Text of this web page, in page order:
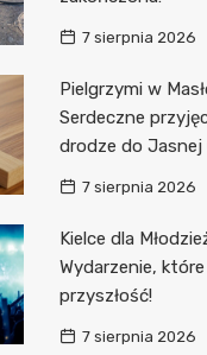
7 sierpnia 2026
Pielgrzymi w
Serdeczne
drodze do Jasnej
7 sierpnia 2026
Kielce dla
Wydarzenie,
przyszłość!
7 sierpnia 2026